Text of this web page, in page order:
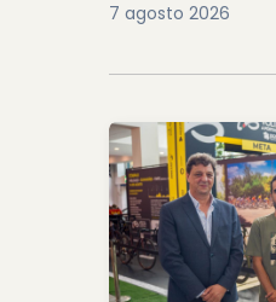
7 agosto 2026